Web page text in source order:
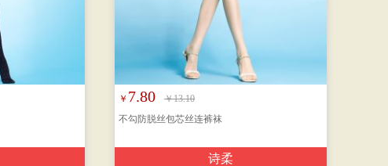
￥ 7.80
￥13.10
不勾防脱丝包芯丝连裤袜
诗柔